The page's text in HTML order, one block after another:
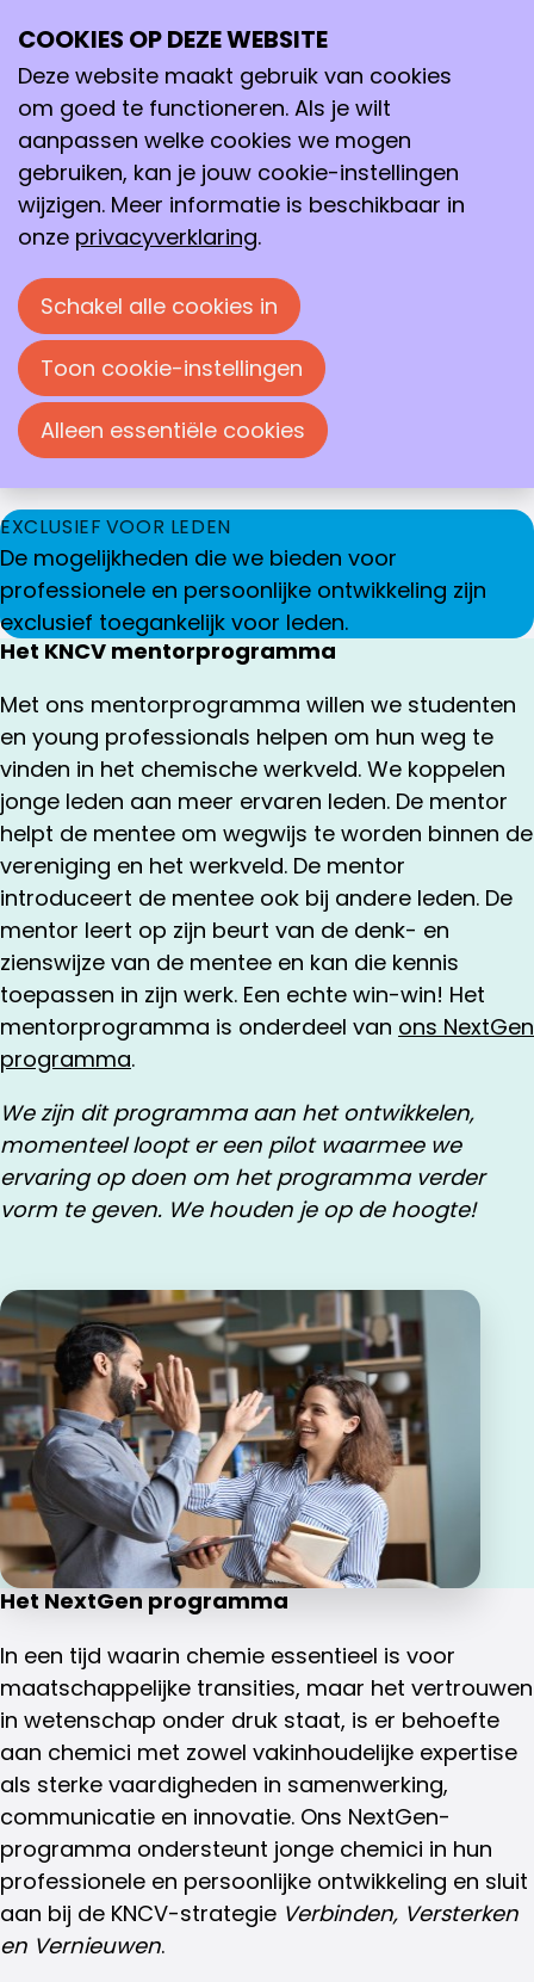
Professioneel en
persoonlijk groeien
Talent & Ontwikkeling
We bieden onze leden mogelijkheden waarmee ze
zich professioneel, maar ook persoonlijk kunnen
ontwikkelen. Dat is niet alleen goed voor het
Daarom brengen we bewust leden vanuit
verschillende disciplines en achtergronden
samen, en bieden we ontwikkelmogelijkheden
voor elke fase van hun loopbaan.
Waarin zou jij je graag willen ontwikkelen?
EXCLUSIEF VOOR LEDEN
De mogelijkheden die we bieden voor
professionele en persoonlijke ontwikkeling zijn
exclusief toegankelijk voor leden.
Het KNCV mentorprogramma
Met ons mentorprogramma willen we studenten
en young professionals helpen om hun weg te
vinden in het chemische werkveld. We koppelen
jonge leden aan meer ervaren leden. De mentor
helpt de mentee om wegwijs te worden binnen de
vereniging en het werkveld. De mentor
introduceert de mentee ook bij andere leden. De
mentor leert op zijn beurt van de denk- en
zienswijze van de mentee en kan die kennis
toepassen in zijn werk. Een echte win-win! Het
mentorprogramma is onderdeel van ons NextGen
programma.
We zijn dit programma aan het ontwikkelen,
momenteel loopt er een pilot waarmee we
ervaring op doen om het programma verder
vorm te geven. We houden je op de hoogte!
Het NextGen programma
In een tijd waarin chemie essentieel is voor
maatschappelijke transities, maar het vertrouwen
in wetenschap onder druk staat, is er behoefte
aan chemici met zowel vakinhoudelijke expertise
als sterke vaardigheden in samenwerking,
communicatie en innovatie. Ons NextGen-
programma ondersteunt jonge chemici in hun
professionele en persoonlijke ontwikkeling en sluit
aan bij de KNCV-strategie Verbinden, Versterken
en Vernieuwen.
COOKIES OP DEZE WEBSITE
Deze website maakt gebruik van cookies
om goed te functioneren. Als je wilt
aanpassen welke cookies we mogen
gebruiken, kan je jouw cookie-instellingen
wijzigen. Meer informatie is beschikbaar in
onze privacyverklaring.
Schakel alle cookies in
Toon cookie-instellingen
Alleen essentiële cookies